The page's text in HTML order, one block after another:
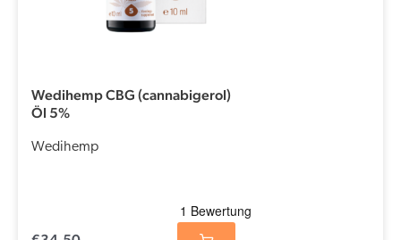
Wedihemp CBG (cannabigerol)
Öl 5%
Wedihemp